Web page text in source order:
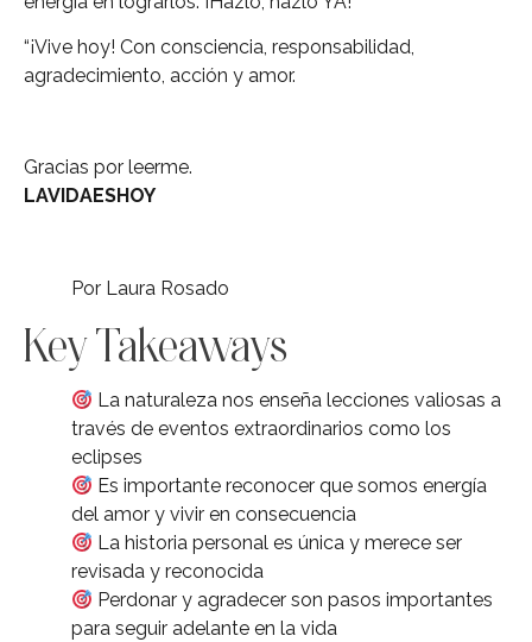
“¡Vive hoy! Con consciencia, responsabilidad,
agradecimiento, acción y amor.
Gracias por leerme.
LAVIDAESHOY
Por Laura Rosado
Key Takeaways
La naturaleza nos enseña lecciones valiosas a
través de eventos extraordinarios como los
eclipses
Es importante reconocer que somos energía
del amor y vivir en consecuencia
La historia personal es única y merece ser
revisada y reconocida
Perdonar y agradecer son pasos importantes
para seguir adelante en la vida